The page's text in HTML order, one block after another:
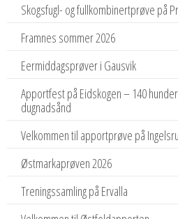
Skogsfugl- og fullkombinertprøve på
Framnes sommer 2026
Eermiddagsprøver i Gausvik
Apportfest på Eidskogen – 140
dugnadsånd
Velkommen til apportprøve på
Østmarkaprøven 2026
Treningssamling på Ervalla